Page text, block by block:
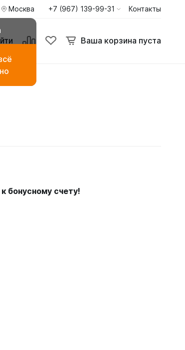
Москва +7 (967) 139-99-31 Контакты
Ваша корзина пуста
Буркини мусульманские
бонусному счету!